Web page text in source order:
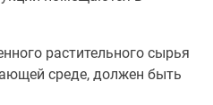
растительного сырья
среде, должен быть